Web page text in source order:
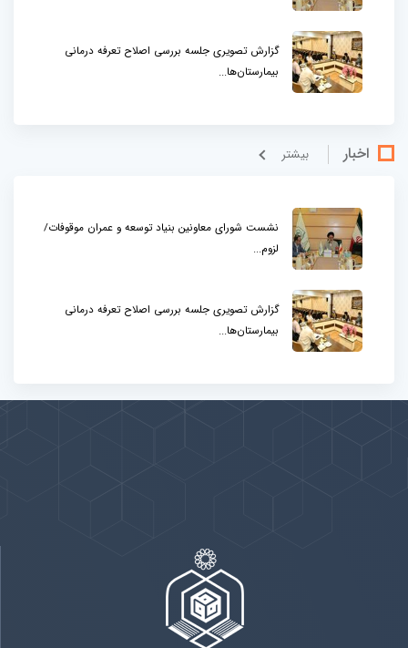
گزارش تصویری جلسه بررسی اصلاح تعرفه درمانی
بیمارستان‌ها...
اخبار بيشتر
نشست شورای معاونین بنیاد توسعه و عمران موقوفات/
لزوم...
گزارش تصویری جلسه بررسی اصلاح تعرفه درمانی
بیمارستان‌ها...